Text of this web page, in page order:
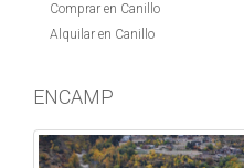
Comprar en Canillo
Alquilar en Canillo
ENCAMP